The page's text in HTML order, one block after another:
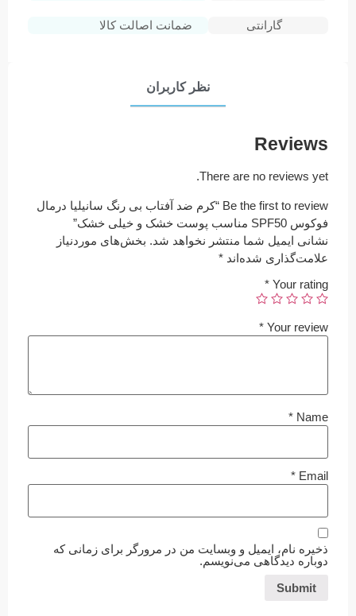
گارانتی ضمانت اصالت کالا
نظر کاربران
Reviews
There are no reviews yet.
Be the first to review “کرم ضد آفتاب بی رنگ سانیلیا درمال
فوکوس SPF50 مناسب پوست خشک و خیلی خشک”
نشانی ایمیل شما منتشر نخواهد شد. بخش‌های موردنیاز
علامت‌گذاری شده‌اند *
Your rating
*
Your review
*
Name
*
Email
*
ذخیره نام، ایمیل و وبسایت من در مرورگر برای زمانی که
دوباره دیدگاهی می‌نویسم.